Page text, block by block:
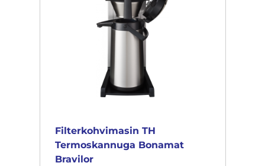
Filterkohvimasin TH
Termoskannuga Bonamat
Bravilor